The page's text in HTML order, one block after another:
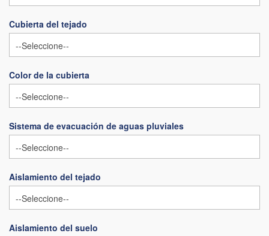
Cubierta del tejado
Color de la cubierta
Sistema de evacuación de aguas pluviales
Aislamiento del tejado
Aislamiento del suelo